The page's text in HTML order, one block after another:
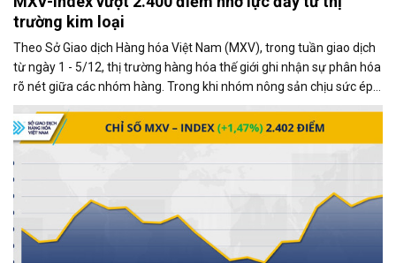
trường kim loại
Theo Sở Giao dịch Hàng hóa Việt Nam (MXV), trong tuần giao dịch
từ ngày 1 - 5/12, thị trường hàng hóa thế giới ghi nhận sự phân hóa
rõ nét giữa các nhóm hàng. Trong khi nhóm nông sản chịu sức ép
từ những diễn biến mới trong quan hệ thương mại Mỹ - Trung, thị
trường kim loại lại giao dịch khởi sắc, trở thành động lực chính kéo
chỉ số MXV-Index tăng mạnh.